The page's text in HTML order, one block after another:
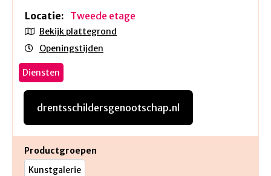
Locatie: Tweede etage
Bekijk plattegrond
Openingstijden
Diensten
drentsschildersgenootschap.nl
Productgroepen
Kunstgalerie